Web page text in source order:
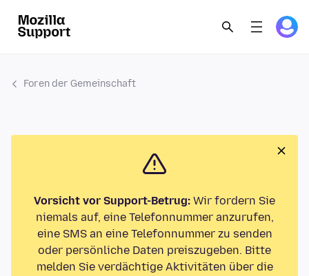
Foren der Gemeinschaft
Vorsicht vor Support-Betrug: Wir fordern Sie
niemals auf, eine Telefonnummer anzurufen,
eine SMS an eine Telefonnummer zu senden
oder persönliche Daten preiszugeben. Bitte
melden Sie verdächtige Aktivitäten über die